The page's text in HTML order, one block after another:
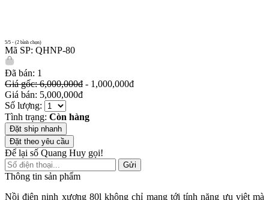
5/5 - (2 bình chọn)
Mã SP: QHNP-80
Đã bán: 1
Giá gốc: 6,000,000đ - 1,000,000đ
Giá bán: 5,000,000đ
Số lượng:
Tình trạng: Còn hàng
Đặt ship nhanh
Đặt theo yêu cầu
Để lại số Quang Huy gọi!
Gửi
Thông tin sản phẩm
Nồi điện ninh xương 80l không chỉ mang tới tính năng ưu việt mà